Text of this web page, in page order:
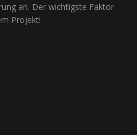
an. Der wichtigste Faktor
Projekt!